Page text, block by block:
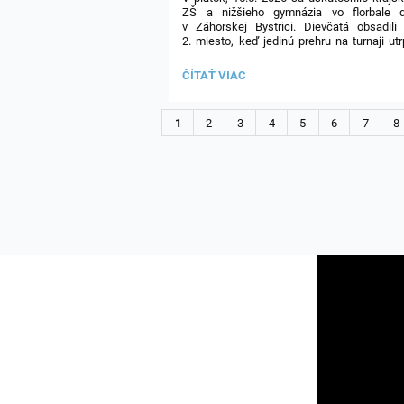
ZŠ a nižšieho gymnázia vo florbale
v Záhorskej Bystrici. Dievčatá obsadili
2. miesto, keď jedinú prehru na turnaji
FLORBAL
KOLO:
ČÍTAŤ VIAC
1 2 3 4 5 6 7 8